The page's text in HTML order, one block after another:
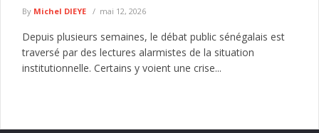
By Michel DIEYE mai 12, 2026
Depuis plusieurs semaines, le débat public sénégalais est
traversé par des lectures alarmistes de la situation
institutionnelle. Certains y voient une crise...